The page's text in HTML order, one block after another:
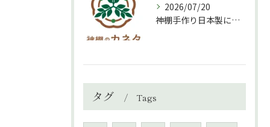
2026/07/20
神棚手作り日本製について
タグ Tags